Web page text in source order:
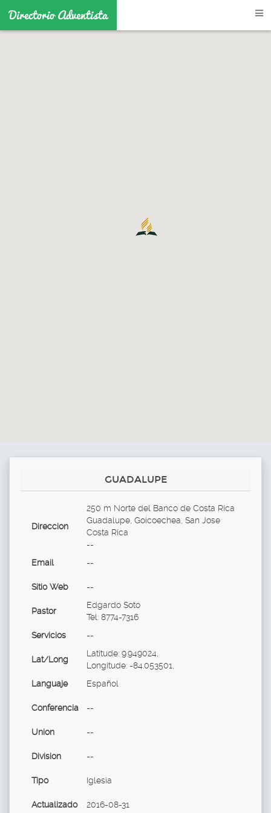
Directorio Adventista
GUADALUPE
Direccion
250 m Norte del Banco de Costa Rica
Guadalupe, Goicoechea, San Jose
Costa Rica
--
Email
--
Sitio Web --
Pastor
Edgardo Soto
Tel: 8774-7316
Servicios
--
Lat/Long
Latitude: 9.949024,
Longitude: -84.053501,
Languaje
Español
Conferencia --
Union --
Division --
Tipo Iglesia
Actualizado 2016-08-31